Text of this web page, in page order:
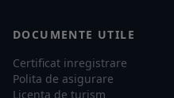
DOCUMENTE UTILE
Certificat inregistrare
Polita de asigurare
Licenta de turism